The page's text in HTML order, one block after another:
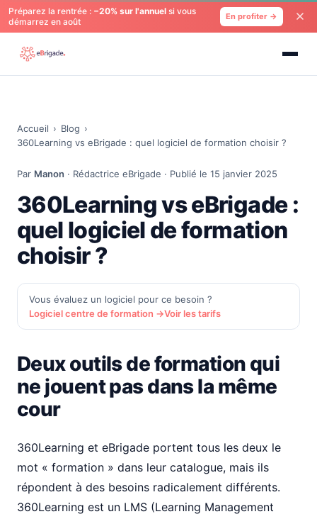
Préparez la rentrée : −20% sur l'annuel si vous
démarrez en août
En profiter →
Accueil › Blog ›
360Learning vs eBrigade : quel logiciel de formation choisir ?
Par Manon · Rédactrice eBrigade · Publié le 15 janvier 2025
360Learning vs eBrigade :
quel logiciel de formation
choisir ?
Vous évaluez un logiciel pour ce besoin ?
Logiciel centre de formation →Voir les tarifs
Deux outils de formation qui
ne jouent pas dans la même
cour
360Learning et eBrigade portent tous les deux le
mot « formation » dans leur catalogue, mais ils
répondent à des besoins radicalement différents.
360Learning est un LMS (Learning Management